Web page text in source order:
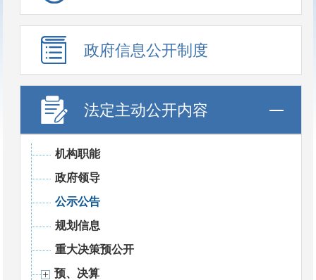
政府信息公开制度
法定主动公开内容
机构职能
政府领导
公示公告
规划信息
重大决策预公开
预、决算